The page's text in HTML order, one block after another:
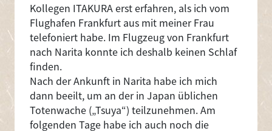
Kollegen ITAKURA erst erfahren, als ich vom
Flughafen Frankfurt aus mit meiner Frau
telefoniert habe. Im Flugzeug von Frankfurt
nach Narita konnte ich deshalb keinen Schlaf
finden.
Nach der Ankunft in Narita habe ich mich
dann beeilt, um an der in Japan üblichen
Totenwache („Tsuya“) teilzunehmen. Am
folgenden Tage habe ich auch noch die